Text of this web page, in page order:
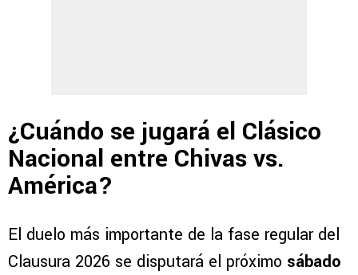
¿Cuándo se jugará el Clásico
Nacional entre Chivas vs.
América?
El duelo más importante de la fase regular del
Clausura 2026 se disputará el próximo sábado